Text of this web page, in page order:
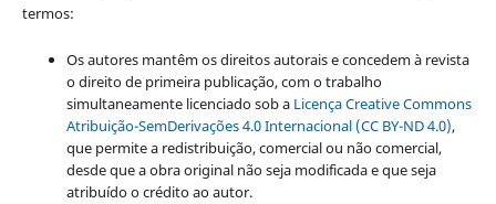
termos:
Os autores mantêm os direitos autorais e concedem à revista
o direito de primeira publicação, com o trabalho
simultaneamente licenciado sob aLicença Creative Commons
Atribuição-SemDerivações 4.0 Internacional (CC BY-ND 4.0),
que permite a redistribuição, comercial ou não comercial,
desde que a obra original não seja modificada e que seja
atribuído o crédito ao autor.